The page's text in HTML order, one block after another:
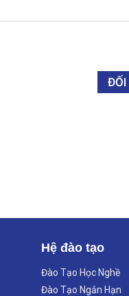
ĐỐI
Hệ đào tạo
Đào Tạo Học Nghề
Đào Tạo Ngắn Hạn